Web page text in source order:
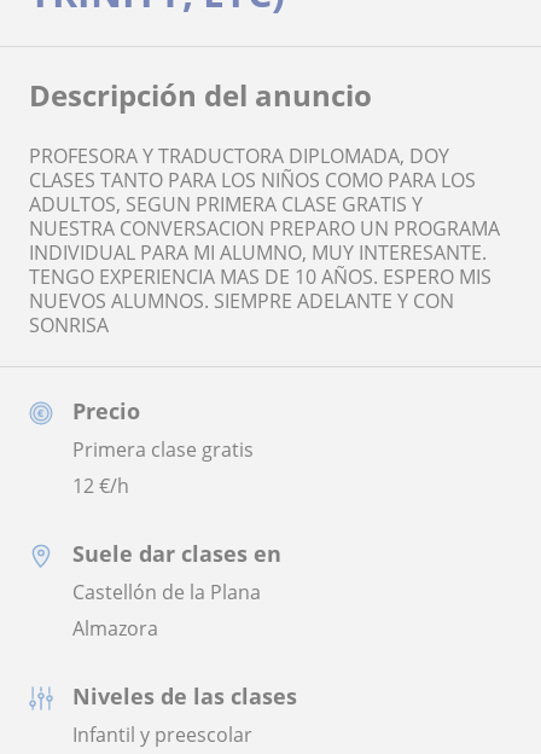
Precio
Primera clase gratis
12€/h
Suele dar clases en
Castellón de la Plana
Almazora
Niveles de las clases
Infantil y preescolar
Descripción del anuncio
PROFESORA Y TRADUCTORA DIPLOMADA, DOY
CLASES TANTO PARA LOS NIÑOS COMO PARA LOS
ADULTOS, SEGUN PRIMERA CLASE GRATIS Y
NUESTRA CONVERSACION PREPARO UN PROGRAMA
INDIVIDUAL PARA MI ALUMNO, MUY INTERESANTE.
TENGO EXPERIENCIA MAS DE 10 AÑOS. ESPERO MIS
NUEVOS ALUMNOS. SIEMPRE ADELANTE Y CON
SONRISA